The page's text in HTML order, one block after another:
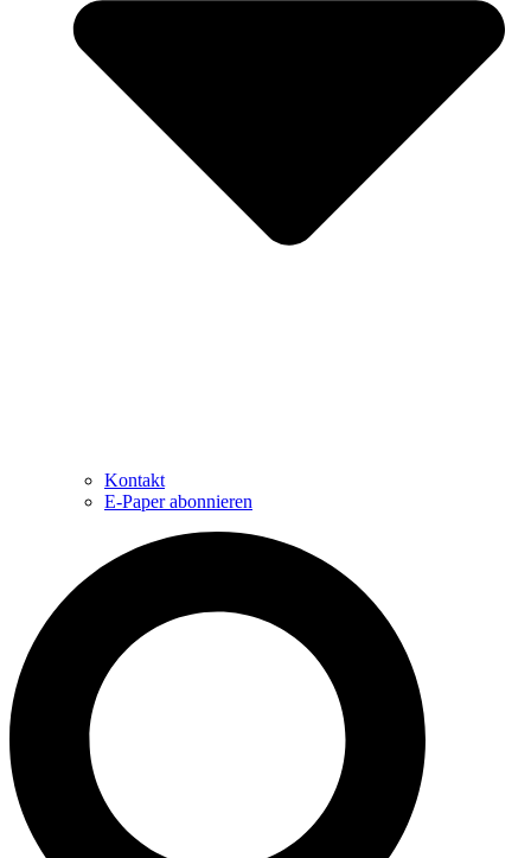
Kontakt
E-Paper abonnieren